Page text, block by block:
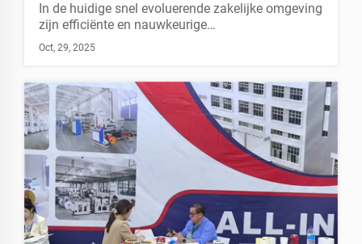
revolutioneeret het industrielandschap
In de huidige snel evoluerende zakelijke omgeving
zijn efficiënte en nauwkeurige
etiketteringsoplossingen onmisbaar geworden
voor supply chain management, retailoperaties en
doorbraken in materiaalkunde en
printtechnologie...
Oct, 29, 2025